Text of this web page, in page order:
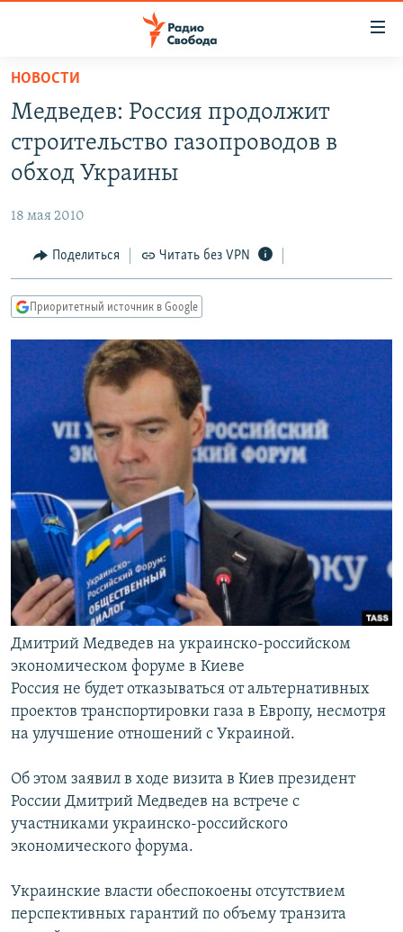
упрощенного
доступа
основному
Вернутся
Вернутся
ПОДКАСТЫ
АВТОРСКИЕ ПРОЕКТЫ
МНЕНИЯ
КУЛЬТУРА
КАВКАЗ.РЕАЛИИ
СЕВЕР.РЕАЛИИ
СИБИРЬ.РЕАЛИИ
РАСПИСАНИЕ ВЕЩАНИЯ
ПОДПИШИТЕСЬ НА РАССЫЛКУ
СОЦИАЛЬНЫЕ СЕТИ
Все сайты РСЕ/РС
НОВОСТИ
Медведев: Россия продолжит
строительство газопроводов в
обход Украины
18 мая 2010
Поделиться Читать без VPN
Приоритетный источник в Google
Дмитрий Медведев на украинско-российском
экономическом форуме в Киеве
Россия не будет отказываться от альтернативных
проектов транспортировки газа в Европу, несмотря
на улучшение отношений с Украиной.
Об этом заявил в ходе визита в Киев президент
России Дмитрий Медведев на встрече с
участниками украинско-российского
экономического форума.
Украинские власти обеспокоены отсутствием
перспективных гарантий по объему транзита